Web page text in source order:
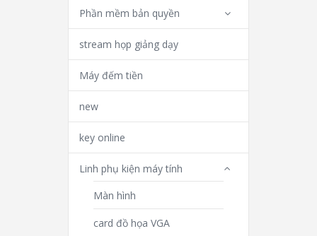
Phần mềm bản quyền
stream họp giảng dạy
Máy đếm tiền
new
key online
Linh phụ kiện máy tính
Màn hình
card đồ họa VGA